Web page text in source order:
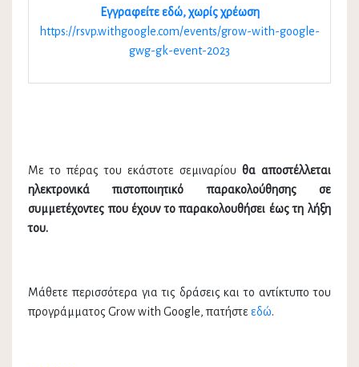
Εγγραφείτε εδώ, χωρίς χρέωση
https://rsvp.withgoogle.com/events/grow-with-google-
gwg-gk-event-2023
Με το πέρας του εκάστοτε σεμιναρίου θα αποστέλλεται
ηλεκτρονικά πιστοποιητικό παρακολούθησης
σε
συμμετέχοντες που έχουν το παρακολουθήσει έως τη λήξη
του.
Μάθετε περισσότερα για τις δράσεις και το αντίκτυπο του
προγράμματος Grow with Google, πατήστε εδώ.